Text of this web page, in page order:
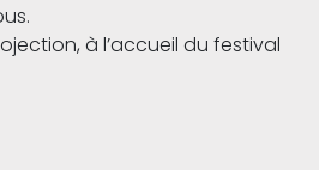
à l’accueil du festival